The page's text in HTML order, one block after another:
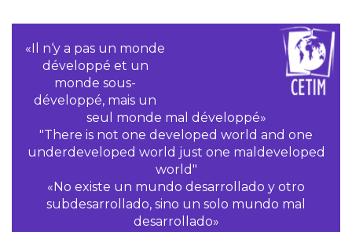
«Il n‘y a pas un monde
développé et un
monde sous-
développé, mais un
seul monde mal développé»
"There is not one developed world and one
underdeveloped world just one maldeveloped
world"
«No existe un mundo desarrollado y otro
subdesarrollado, sino un solo mundo mal
desarrollado»